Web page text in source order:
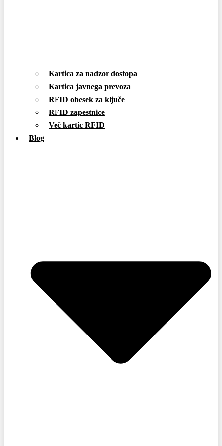
Kartica za nadzor dostopa
Kartica javnega prevoza
RFID obesek za ključe
RFID zapestnice
Več kartic RFID
Blog